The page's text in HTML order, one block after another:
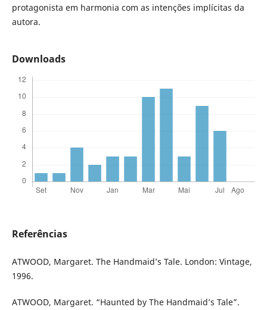
protagonista em harmonia com as intenções implícitas da
autora.
Downloads
Referências
ATWOOD, Margaret. The Handmaid’s Tale. London: Vintage,
1996.
ATWOOD, Margaret. “Haunted by The Handmaid’s Tale”.